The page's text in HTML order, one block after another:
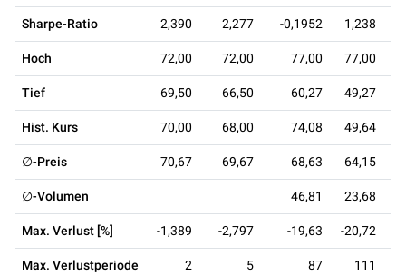
Sharpe-Ratio 2,390 2,277 -0,1952 1,238
Hoch 72,00 72,00 77,00 77,00
Tief 69,50 66,50 60,27 49,27
Hist. Kurs 70,00 68,00 74,08 49,64
∅-Preis 70,67 69,67 68,63 64,15
∅-Volumen 46,81 23,68
Max. Verlust [%] -1,389 -2,797 -19,63 -20,72
Max. Verlustperiode
2 5 87 111